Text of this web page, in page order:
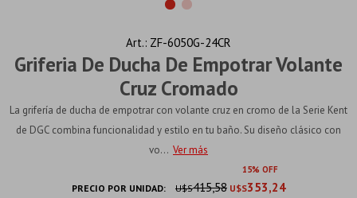
Griferia De Ducha De Empotrar Volante
Cruz Cromado
ZF-6050G-24CR
La grifería de ducha de empotrar con volante cruz en cromo de la Serie Kent
de DGC combina funcionalidad y estilo en tu baño. Su diseño clásico con
vo... Ver más
15
PRECIO POR UNIDAD: U$S353,24
U$S415,58